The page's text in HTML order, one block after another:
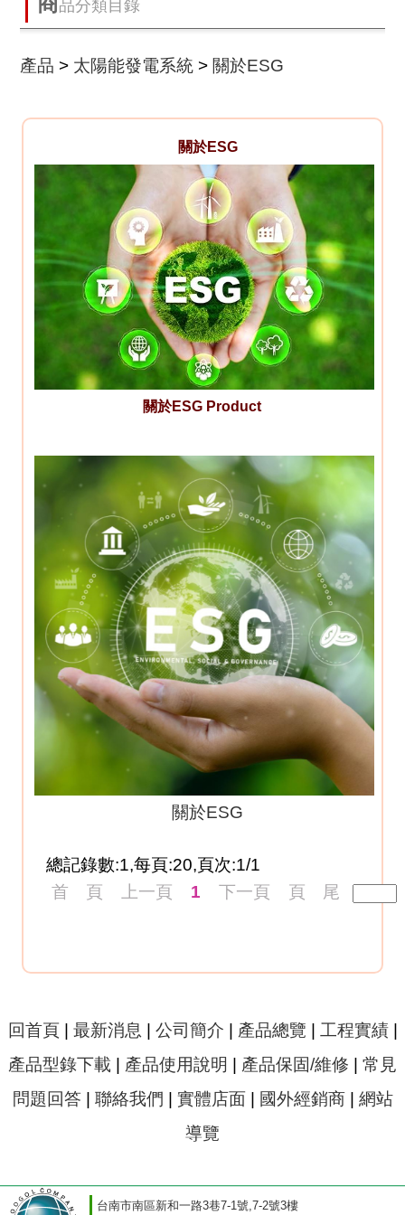
品分類目錄
產品 > 太陽能發電系統 > 關於ESG
關於ESG
關於ESG Product
關於ESG
總記錄數:1,每頁:20,頁次:1/1
首 頁
上一頁 1 下一頁 頁 尾
回首頁 最新消息 公司簡介 產品總覽 工程實績
產品型錄下載
產品使用說明 產品保固/維修
常見
問題回答| 聯絡我們 實體店面 國外經銷商| 網站
導覽
台南市南區新和一路3巷7-1號,7-2號3樓